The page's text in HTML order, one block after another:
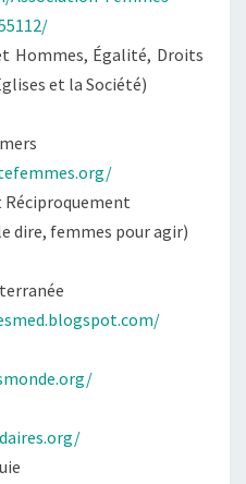
Hommes, Égalité, Droits
et la Société)
Réciproquement
dire, femmes pour agir)